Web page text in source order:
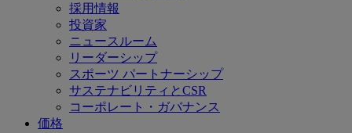
採用情報
投資家
ニュースルーム
リーダーシップ
スポーツ パートナーシップ
サステナビリティとCSR
コーポレート・ガバナンス
価格